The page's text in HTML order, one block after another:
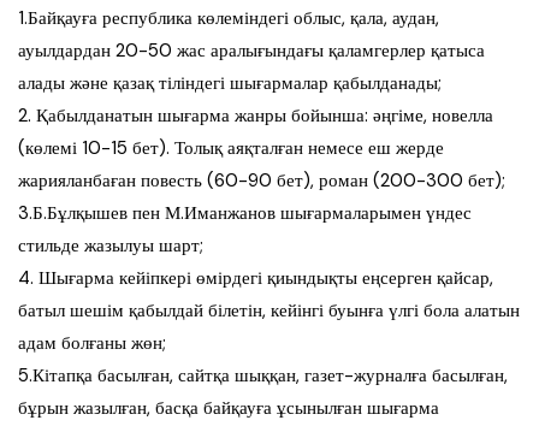
1.Байқауға республика көлеміндегі облыс, қала, аудан,
ауылдардан 20-50 жас аралығындағы қаламгерлер қатыса
алады және қазақ тіліндегі шығармалар қабылданады;
2. Қабылданатын шығарма жанры бойынша: әңгіме, новелла
(көлемі 10-15 бет). Толық аяқталған немесе еш жерде
жарияланбаған повесть (60-90 бет), роман (200-300 бет);
3.Б.Бұлқышев пен М.Иманжанов шығармаларымен үндес
стильде жазылуы шарт;
4. Шығарма кейіпкері өмірдегі қиындықты еңсерген қайсар,
батыл шешім қабылдай білетін, кейінгі буынға үлгі бола алатын
адам болғаны жөн;
5.Кітапқа басылған, сайтқа шыққан, газет-журналға басылған,
бұрын жазылған, басқа байқауға ұсынылған шығарма